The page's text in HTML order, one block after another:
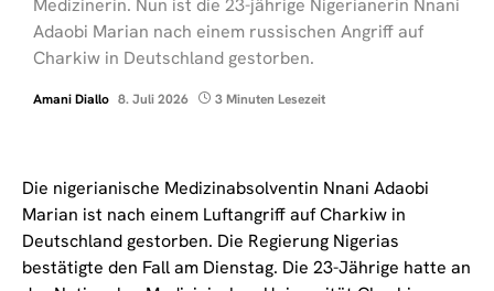
Adaobi Marian nach einem russischen Angriff auf
Charkiw in Deutschland gestorben.
Amani Diallo 8. Juli 2026 3 Minuten Lesezeit
Die nigerianische Medizinabsolventin Nnani Adaobi
Marian ist nach einem Luftangriff auf Charkiw in
Deutschland gestorben. Die Regierung Nigerias
bestätigte den Fall am Dienstag. Die 23-Jährige hatte an